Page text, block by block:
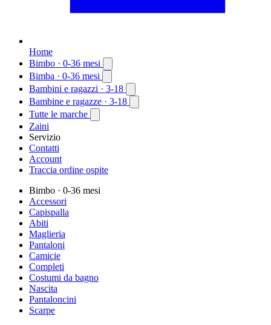
Home
Bimbo · 0-36 mesi
Bimba · 0-36 mesi
Bambini e ragazzi · 3-18
Bambine e ragazze · 3-18
Tutte le marche
Zaini
Servizio
Contatti
Account
Traccia ordine ospite
Bimbo · 0-36 mesi
Accessori
Capispalla
Abiti
Maglieria
Pantaloni
Camicie
Completi
Costumi da bagno
Nascita
Pantaloncini
Scarpe